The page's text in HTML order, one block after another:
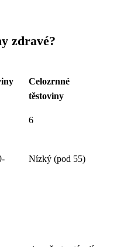
zdravé?
Celozrnné
těstoviny
6
Nízký (pod 55)